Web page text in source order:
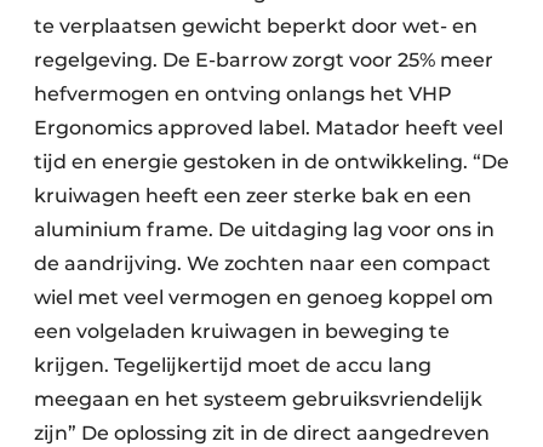
te verplaatsen gewicht beperkt door wet- en
regelgeving. De E-barrow zorgt voor 25% meer
hefvermogen en ontving onlangs het VHP
Ergonomics approved label. Matador heeft veel
tijd en energie gestoken in de ontwikkeling. “De
kruiwagen heeft een zeer sterke bak en een
aluminium frame. De uitdaging lag voor ons in
de aandrijving. We zochten naar een compact
wiel met veel vermogen en genoeg koppel om
een volgeladen kruiwagen in beweging te
krijgen. Tegelijkertijd moet de accu lang
meegaan en het systeem gebruiksvriendelijk
zijn” De oplossing zit in de direct aangedreven